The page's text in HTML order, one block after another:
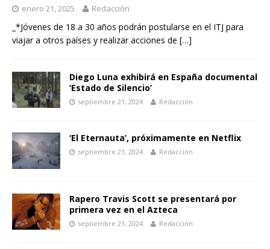
enero 21, 2025 Redacción
_*Jóvenes de 18 a 30 años podrán postularse en el ITJ para
viajar a otros países y realizar acciones de […]
Diego Luna exhibirá en España documental
‘Estado de Silencio’
septiembre 21, 2024 Redacción
‘El Eternauta’, próximamente en Netflix
septiembre 21, 2024 Redacción
Rapero Travis Scott se presentará por
primera vez en el Azteca
septiembre 21, 2024 Redacción